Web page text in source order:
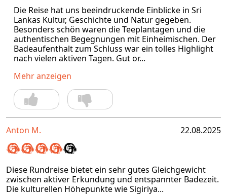
Die Reise hat uns beeindruckende Einblicke in Sri
Lankas Kultur, Geschichte und Natur gegeben.
Besonders schön waren die Teeplantagen und die
authentischen Begegnungen mit Einheimischen. Der
Badeaufenthalt zum Schluss war ein tolles Highlight
nach vielen aktiven Tagen. Gut or...
Mehr anzeigen
Anton M. 22.08.2025
Diese Rundreise bietet ein sehr gutes Gleichgewicht
zwischen aktiver Erkundung und entspannter Badezeit.
Die kulturellen Höhepunkte wie Sigiriya...